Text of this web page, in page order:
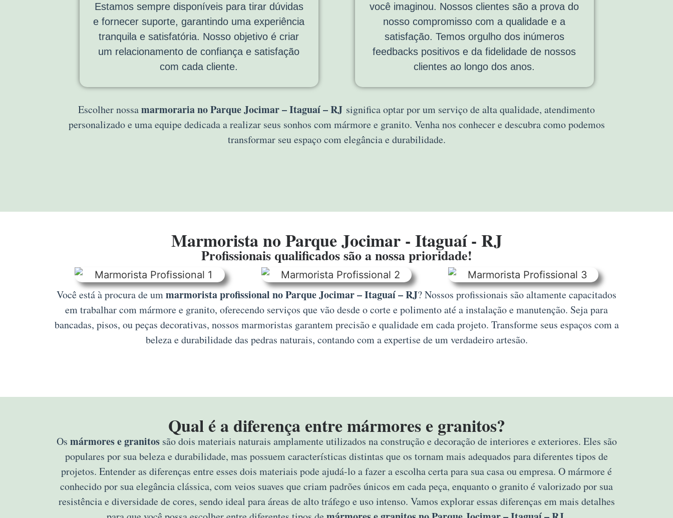
Estamos sempre disponíveis para tirar dúvidas
e fornecer suporte, garantindo uma experiência
tranquila e satisfatória. Nosso objetivo é criar
um relacionamento de confiança e satisfação
com cada cliente.
você imaginou. Nossos clientes são a prova do
nosso compromisso com a qualidade e a
satisfação. Temos orgulho dos inúmeros
feedbacks positivos e da fidelidade de nossos
clientes ao longo dos anos.
Escolher nossamarmoraria no Parque Jocimar – Itaguaí – RJ significa optar por um serviço de alta qualidade, atendimento
personalizado e uma equipe dedicada a realizar seus sonhos com mármore e granito. Venha nos conhecer e descubra como podemos
transformar seu espaço com elegância e durabilidade.
Marmorista no Parque Jocimar - Itaguaí - RJ
Profissionais qualificados são a nossa prioridade!
Você está à procura de ummarmorista profissional no Parque Jocimar – Itaguaí – RJ? Nossos profissionais são altamente capacitados
em trabalhar com mármore e granito, oferecendo serviços que vão desde o corte e polimento até a instalação e manutenção. Seja para
bancadas, pisos, ou peças decorativas, nossos marmoristas garantem precisão e qualidade em cada projeto. Transforme seus espaços com a
beleza e durabilidade das pedras naturais, contando com a expertise de um verdadeiro artesão.
Qual é a diferença entre mármores e granitos?
Os mármores e granitossão dois materiais naturais amplamente utilizados na construção e decoração de interiores e exteriores. Eles são
populares por sua beleza e durabilidade, mas possuem características distintas que os tornam mais adequados para diferentes tipos de
projetos. Entender as diferenças entre esses dois materiais pode ajudá-lo a fazer a escolha certa para sua casa ou empresa. O mármore é
conhecido por sua elegância clássica, com veios suaves que criam padrões únicos em cada peça, enquanto o granito é valorizado por sua
resistência e diversidade de cores, sendo ideal para áreas de alto tráfego e uso intenso. Vamos explorar essas diferenças em mais detalhes